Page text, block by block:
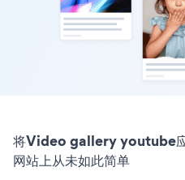
将Video gallery youtube
网站上从未如此简单